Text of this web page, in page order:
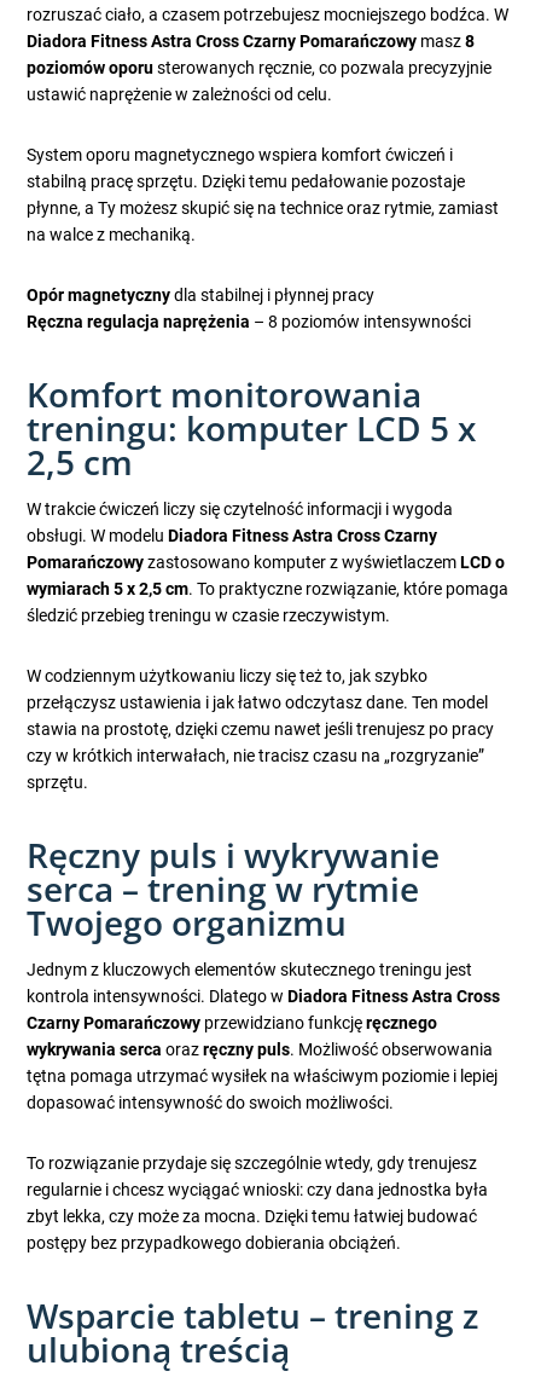
rozruszać ciało, a czasem potrzebujesz mocniejszego bodźca. W
Diadora Fitness Astra Cross Czarny Pomarańczowy masz8
poziomów oporusterowanych ręcznie, co pozwala precyzyjnie
ustawić naprężenie w zależności od celu.
System oporu magnetycznego wspiera komfort ćwiczeń i
stabilną pracę sprzętu. Dzięki temu pedałowanie pozostaje
płynne, a Ty możesz skupić się na technice oraz rytmie, zamiast
na walce z mechaniką.
Opór magnetycznydla stabilnej i płynnej pracy
Ręczna regulacja naprężenia – 8 poziomów intensywności
Komfort monitorowania
treningu: komputer LCD 5 x
2,5 cm
W trakcie ćwiczeń liczy się czytelność informacji i wygoda
obsługi. W modeluDiadora Fitness Astra Cross Czarny
Pomarańczowyzastosowano komputer z wyświetlaczemLCD o
wymiarach 5 x 2,5 cm. To praktyczne rozwiązanie, które pomaga
śledzić przebieg treningu w czasie rzeczywistym.
W codziennym użytkowaniu liczy się też to, jak szybko
przełączysz ustawienia i jak łatwo odczytasz dane. Ten model
stawia na prostotę, dzięki czemu nawet jeśli trenujesz po pracy
czy w krótkich interwałach, nie tracisz czasu na „rozgryzanie”
sprzętu.
Ręczny puls i wykrywanie
serca – trening w rytmie
Twojego organizmu
Jednym z kluczowych elementów skutecznego treningu jest
kontrola intensywności. Dlatego wDiadora Fitness Astra Cross
Czarny Pomarańczowy przewidziano funkcjęręcznego
wykrywania serca orazręczny puls. Możliwość obserwowania
tętna pomaga utrzymać wysiłek na właściwym poziomie i lepiej
dopasować intensywność do swoich możliwości.
To rozwiązanie przydaje się szczególnie wtedy, gdy trenujesz
regularnie i chcesz wyciągać wnioski: czy dana jednostka była
zbyt lekka, czy może za mocna. Dzięki temu łatwiej budować
postępy bez przypadkowego dobierania obciążeń.
Wsparcie tabletu – trening z
ulubioną treścią